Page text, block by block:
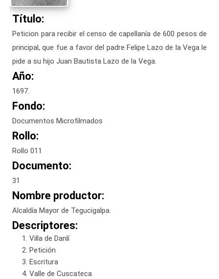
Título:
Peticion para recibir el censo de capellanía de 600 pesos de
principal, que fue a favor del padre Felipe Lazo de la Vega le
pide a su hijo Juan Bautista Lazo de la Vega.
Año:
1697.
Fondo:
Documentos Microfilmados
Rollo:
Rollo 011
Documento:
31
Nombre productor:
Alcaldía Mayor de Tegucigalpa.
Descriptores:
Villa de Danlí
Petición
Escritura
Valle de Cuscateca